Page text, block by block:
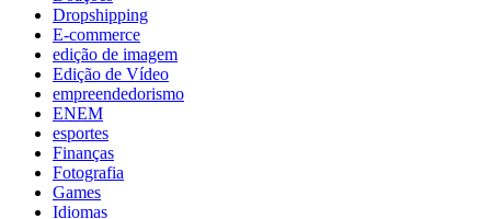
Dropshipping
E-commerce
edição de imagem
Edição de Vídeo
empreendedorismo
ENEM
esportes
Finanças
Fotografia
Games
Idiomas